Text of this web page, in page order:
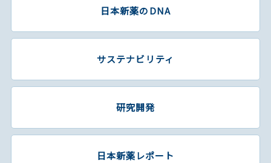
日本新薬のDNA
サステナビリティ
研究開発
日本新薬レポート